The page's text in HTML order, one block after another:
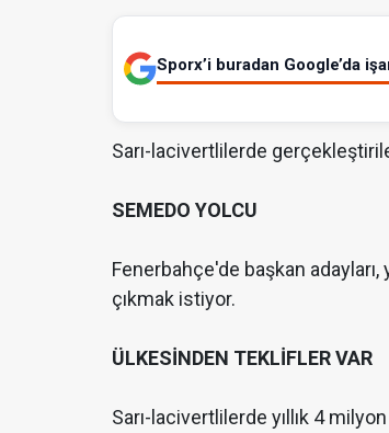
Sporx’i buradan Google’da
Sarı-lacivertlilerde
SEMEDO YOLCU
Fenerbahçe'de başkan
çıkmak istiyor.
ÜLKESİNDEN TEKLİFLER VAR
Sarı-lacivertlilerde yıllık 4